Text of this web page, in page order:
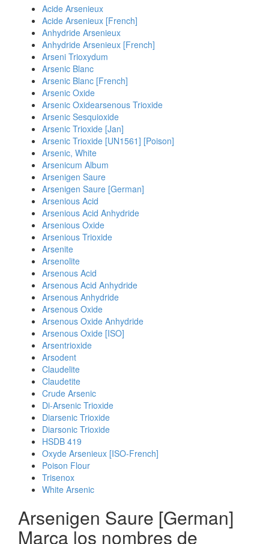
Acide Arsenieux
Acide Arsenieux [French]
Anhydride Arsenieux
Anhydride Arsenieux [French]
Arseni Trioxydum
Arsenic Blanc
Arsenic Blanc [French]
Arsenic Oxide
Arsenic Oxidearsenous Trioxide
Arsenic Sesquioxide
Arsenic Trioxide [Jan]
Arsenic Trioxide [UN1561] [Poison]
Arsenic, White
Arsenicum Album
Arsenigen Saure
Arsenigen Saure [German]
Arsenious Acid
Arsenious Acid Anhydride
Arsenious Oxide
Arsenious Trioxide
Arsenite
Arsenolite
Arsenous Acid
Arsenous Acid Anhydride
Arsenous Anhydride
Arsenous Oxide
Arsenous Oxide Anhydride
Arsenous Oxide [ISO]
Arsentrioxide
Arsodent
Claudelite
Claudetite
Crude Arsenic
Di-Arsenic Trioxide
Diarsenic Trioxide
Diarsonic Trioxide
HSDB 419
Oxyde Arsenieux [ISO-French]
Poison Flour
Trisenox
White Arsenic
Arsenigen Saure [German]
Marca los nombres de